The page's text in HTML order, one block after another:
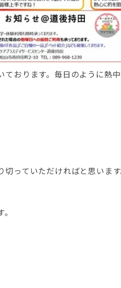
おります。毎日のように熱
っていただければと思います